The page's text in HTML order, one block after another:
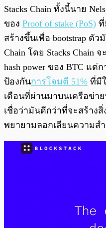
Stacks Chain ทั้งนี้นาย
ของ Proof of stake (PoS) ที่
สร้างขึ้นเพื่อ bootstrap ตั
Chain โดย Stacks Chain
hash power ของ BTC แ
ป้องกันการโจมตี 51% ที่มี
เดือนที่ผ่านมาบนเครือข่า
เชื่อว่ามันดีกว่าที่จะสร้าง
พยายามลอกเลียนความส